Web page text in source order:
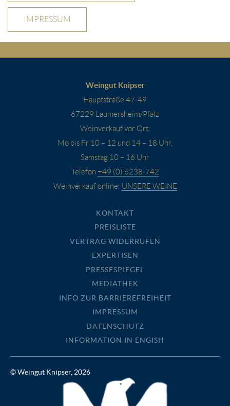
IMPRESSUM
Weingut Knipser
Hauptstraße 47-49
67229 Laumersheim/Pfalz
Weinverkauf vor Ort:
Mo bis Fr 10 – 12 und 14 – 18 Uhr,
Samstag 10 – 16 Uhr
Telefon +49 (0) 6238-742
Weinverkauf online: UNSERE WEINE
KONTAKT
PREISLISTE
VERTRAG WIDERRUFEN
EXPERTISEN
PRESSESPIEGEL
MEDIATHEK
INFO ZUR BARRIEREFREIHEIT
IMPRESSUM
DATENSCHUTZ
INFORMATION IN ENGISH
© Weingut Knipser, 2026